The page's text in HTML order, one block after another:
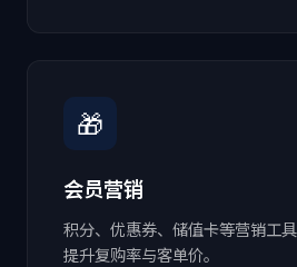
🎁
会员营销
积分、优惠券、储值卡等营销工
提升复购率与客单价。